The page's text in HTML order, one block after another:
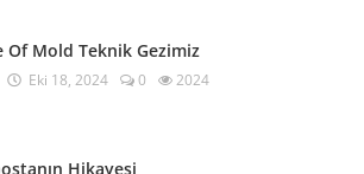
Of Mold Teknik Gezimiz
Eki 18, 2024 0 2024
Hikayesi